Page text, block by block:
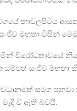
නාවලපිටිය
මහතා විසින්
විරෝධතාවයේ
සම්පත් සංජිව මහතා
සමග පනවා
වි ඇති බවයි.